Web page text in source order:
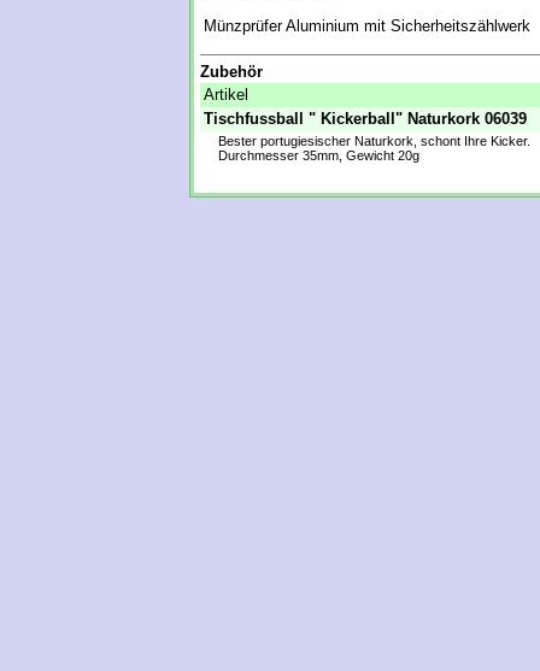
Münzprüfer Aluminium mit Sicherheitszählwerk
Zubehör
Artikel
Tischfussball " Kickerball" Naturkork 06039
Bester portugiesischer Naturkork, schont Ihre Kicker.
Durchmesser 35mm, Gewicht 20g